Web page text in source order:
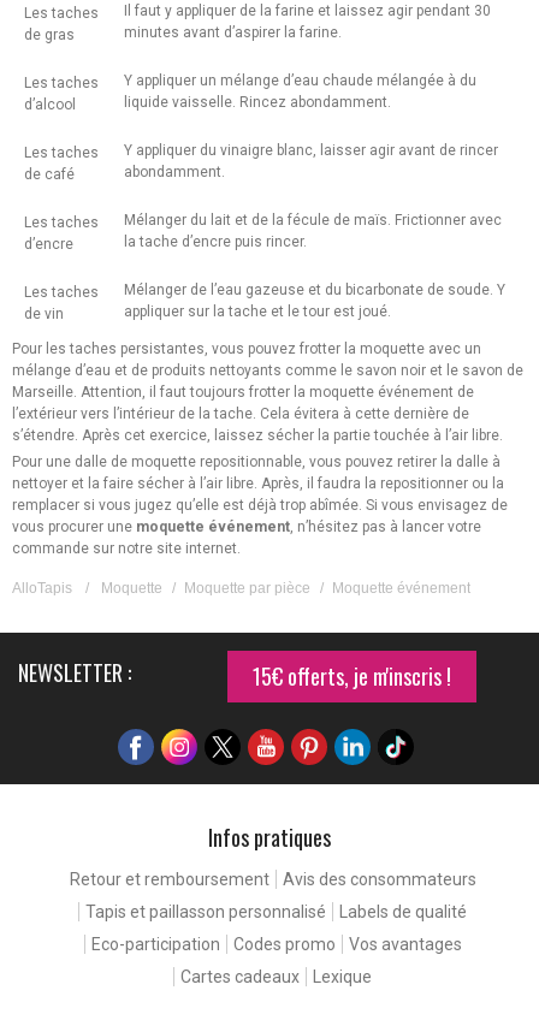
Pour une expérience de
meilleure qualité
En consultant notre site, vous rencontrez nos cookies. Ceux-ci nous
permettent de détecter d'éventuels problèmes, et d'améliorer votre
expérience client en facilitant la navigation.
Les taches
de gras
Il faut y appliquer de la farine et laissez agir pendant 30
minutes avant d’aspirer la farine.
Les taches
d’alcool
Y appliquer un mélange d’eau chaude mélangée à du
liquide vaisselle. Rincez abondamment.
Les taches
de café
Y appliquer du vinaigre blanc, laisser agir avant de rincer
abondamment.
Les taches
d’encre
Mélanger du lait et de la fécule de maïs. Frictionner avec
la tache d’encre puis rincer.
Les taches
de vin
Mélanger de l’eau gazeuse et du bicarbonate de soude. Y
appliquer sur la tache et le tour est joué.
Pour les taches persistantes, vous pouvez frotter la moquette avec un
mélange d’eau et de produits nettoyants comme le savon noir et le savon de
Marseille. Attention, il faut toujours frotter la moquette événement de
l’extérieur vers l’intérieur de la tache. Cela évitera à cette dernière de
s’étendre. Après cet exercice, laissez sécher la partie touchée à l’air libre.
Pour une dalle de moquette repositionnable, vous pouvez retirer la dalle à
nettoyer et la faire sécher à l’air libre. Après, il faudra la repositionner ou la
remplacer si vous jugez qu’elle est déjà trop abîmée. Si vous envisagez de
vous procurer une moquette événement , n’hésitez pas à lancer votre
commande sur notre site internet.
AlloTapis / Moquette / Moquette par pièce / Moquette événement
NEWSLETTER : 15€ offerts, je m'inscris !
Infos pratiques
Retour et remboursement
Avis des consommateurs
Tapis et paillasson personnalisé
Labels de qualité
Eco-participation
Codes promo
Vos avantages
Cartes cadeaux
Lexique